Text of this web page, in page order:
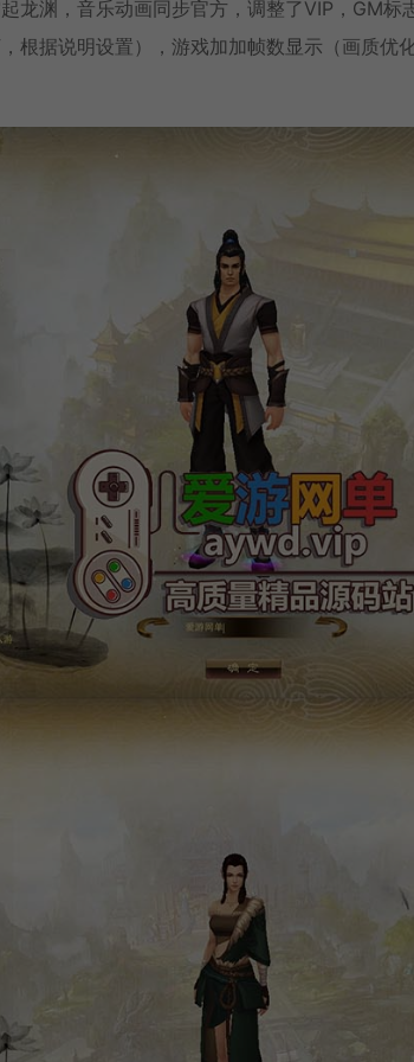
龙渊，音乐动画同步官方，调整了VIP，GM标
根据说明设置），游戏加加帧数显示（画质优